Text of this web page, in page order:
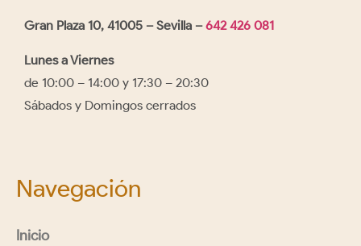
compromiso de sus piezas
tasación más alta.
Gran Plaza 10, 41005 – Sevilla –642 426 081
Lunes a Viernes
de 10:00 – 14:00 y 17:30 – 20:30
Sábados y Domingos cerrados
Navegación
Inicio